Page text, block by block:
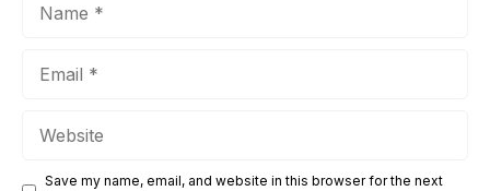
Save my name, email, and website in this browser for the next